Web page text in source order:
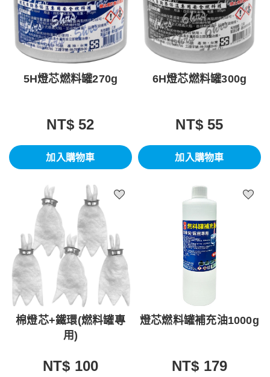
5H燈芯燃料罐270g
NT$ 52
加入購物車
6H燈芯燃料罐300g
NT$ 55
加入購物車
棉燈芯+鐵環(燃料罐專
用)
NT$ 100
燈芯燃料罐補充油1000g
NT$ 179